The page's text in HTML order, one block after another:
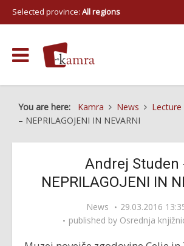
Selected province: All regions
You are here: Kamra News Lecture
– NEPRILAGOJENI IN NEVARNI
Andrej Studen
NEPRILAGOJENI IN
News
29.03.2016
published by Osrednja